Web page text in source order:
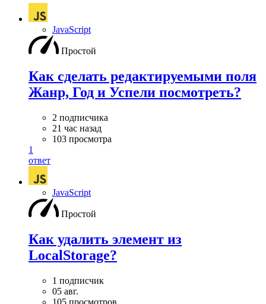
JavaScript
Простой
Как сделать редактируемыми поля
Жанр, Год и Успели посмотреть?
2 подписчика
21 час назад
103 просмотра
1
ответ
JavaScript
Простой
Как удалить элемент из
LocalStorage?
1 подписчик
05 авг.
105 просмотров